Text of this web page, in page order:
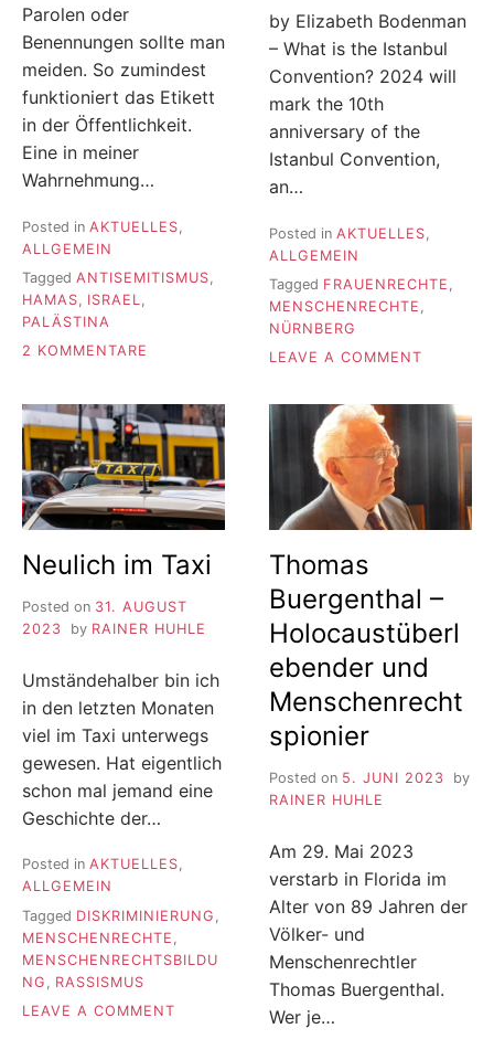
Parolen oder
Benennungen sollte man
meiden. So zumindest
funktioniert das Etikett
in der Öffentlichkeit.
Eine in meiner
Wahrnehmung…
Posted in AKTUELLES
ALLGEMEIN
Tagged ANTISEMITISMUS,
HAMAS, ISRAEL,
PALÄSTINA
2 KOMMENTARE
UND
DAS
ETIKETT
„UMSTRITTEN“
by Elizabeth Bodenman
– What is the Istanbul
Convention? 2024 will
mark the 10th
anniversary of the
Istanbul Convention,
an…
Posted in AKTUELLES
ALLGEMEIN
Tagged FRAUENRECHTE ,
MENSCHENRECHTE ,
NÜRNBERG
LEAVE A COMMENT
LOCAL
Neulich im Taxi
Posted on 31. AUGUST
2023
by RAINER HUHLE
Umständehalber bin ich
in den letzten Monaten
viel im Taxi unterwegs
gewesen. Hat eigentlich
schon mal jemand eine
Geschichte der…
Posted in AKTUELLES,
ALLGEMEIN
Tagged DISKRIMINIERUNG
MENSCHENRECHTE
MENSCHENRECHTSBILDU
NG
RASSISMUS
LEAVE A COMMENT
Thomas
Buergenthal –
Holocaustüberl
ebender und
Menschenrecht
spionier
Posted on 5. JUNI 2023
by
RAINER HUHLE
Am 29. Mai 2023
verstarb in Florida im
Alter von 89 Jahren der
Völker- und
Menschenrechtler
Thomas Buergenthal.
Wer je…